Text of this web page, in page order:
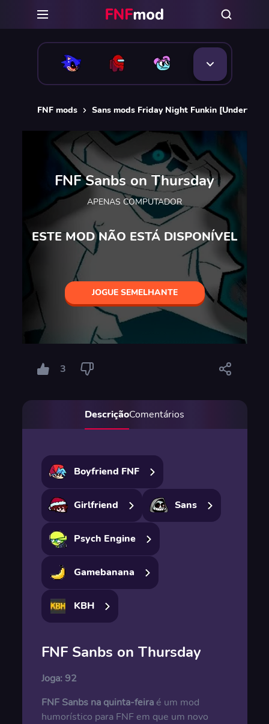
FNF mods Sans mods Friday Night Funkin [Undertale]
FNF Sanbs on Thursday
APENAS COMPUTADOR
ESTE MOD NÃO ESTÁ DISPONÍVEL
JOGUE SEMELHANTE
3
DescriçãoComentários
Boyfriend FNF
Girlfriend Sans
Psych Engine
Gamebanana
KBH
FNF Sanbs on Thursday
Joga: 92
FNF Sanbs na quinta-feiraé um mod
humorístico para FNF em que um novo